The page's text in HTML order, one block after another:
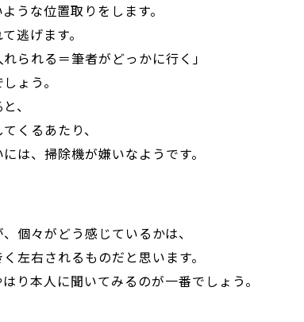
うな位置取りをします。
逃げます。
られる＝筆者がどっかに行く」
ょう。
、
くるあたり、
は、掃除機が嫌いなようです。
個々がどう感じているかは、
左右されるものだと思います。
り本人に聞いてみるのが一番でしょう。